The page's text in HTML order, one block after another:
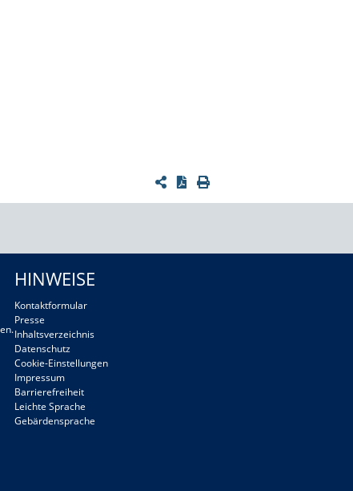
HINWEISE
Kontaktformular
Presse
Inhaltsverzeichnis
Datenschutz
Cookie-Einstellungen
Impressum
Barrierefreiheit
Leichte Sprache
Gebärdensprache